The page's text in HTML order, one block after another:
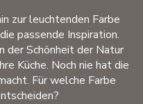
zur leuchtenden Farbe
passende Inspiration.
der Schönheit der Natur
Küche. Noch nie hat die
Für welche Farbe